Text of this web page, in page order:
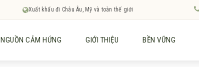
Xuất khẩu đi Châu Âu, Mỹ và toàn thế giới
NGUỒN CẢM HỨNG GIỚI THIỆU BỀN VỮNG